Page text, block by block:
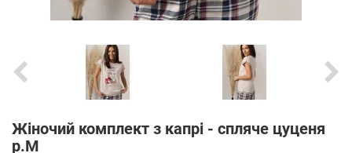
Жіночий комплект з капрі - спляче цуценя
р.M